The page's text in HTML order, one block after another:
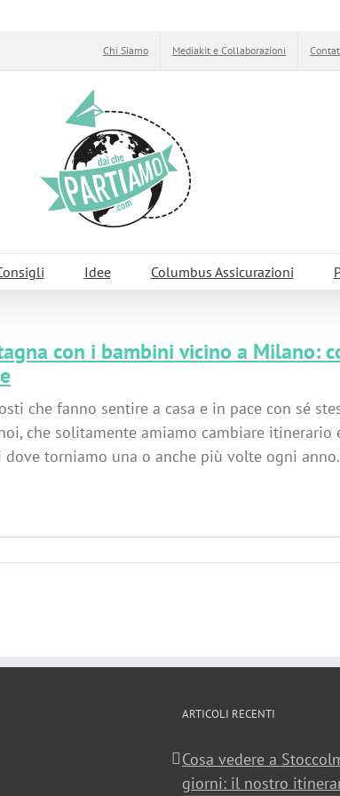
Chi Siamo Mediakit e Collaborazioni
Idee Columbus Assicurazioni
con i bambini vicino a Milano:
che fanno sentire a casa e in pace con sé
che solitamente amiamo cambiare
torniamo una o anche più volte ogni
ARTICOLI RECENTI
Cosa vedere a
giorni: il nostro